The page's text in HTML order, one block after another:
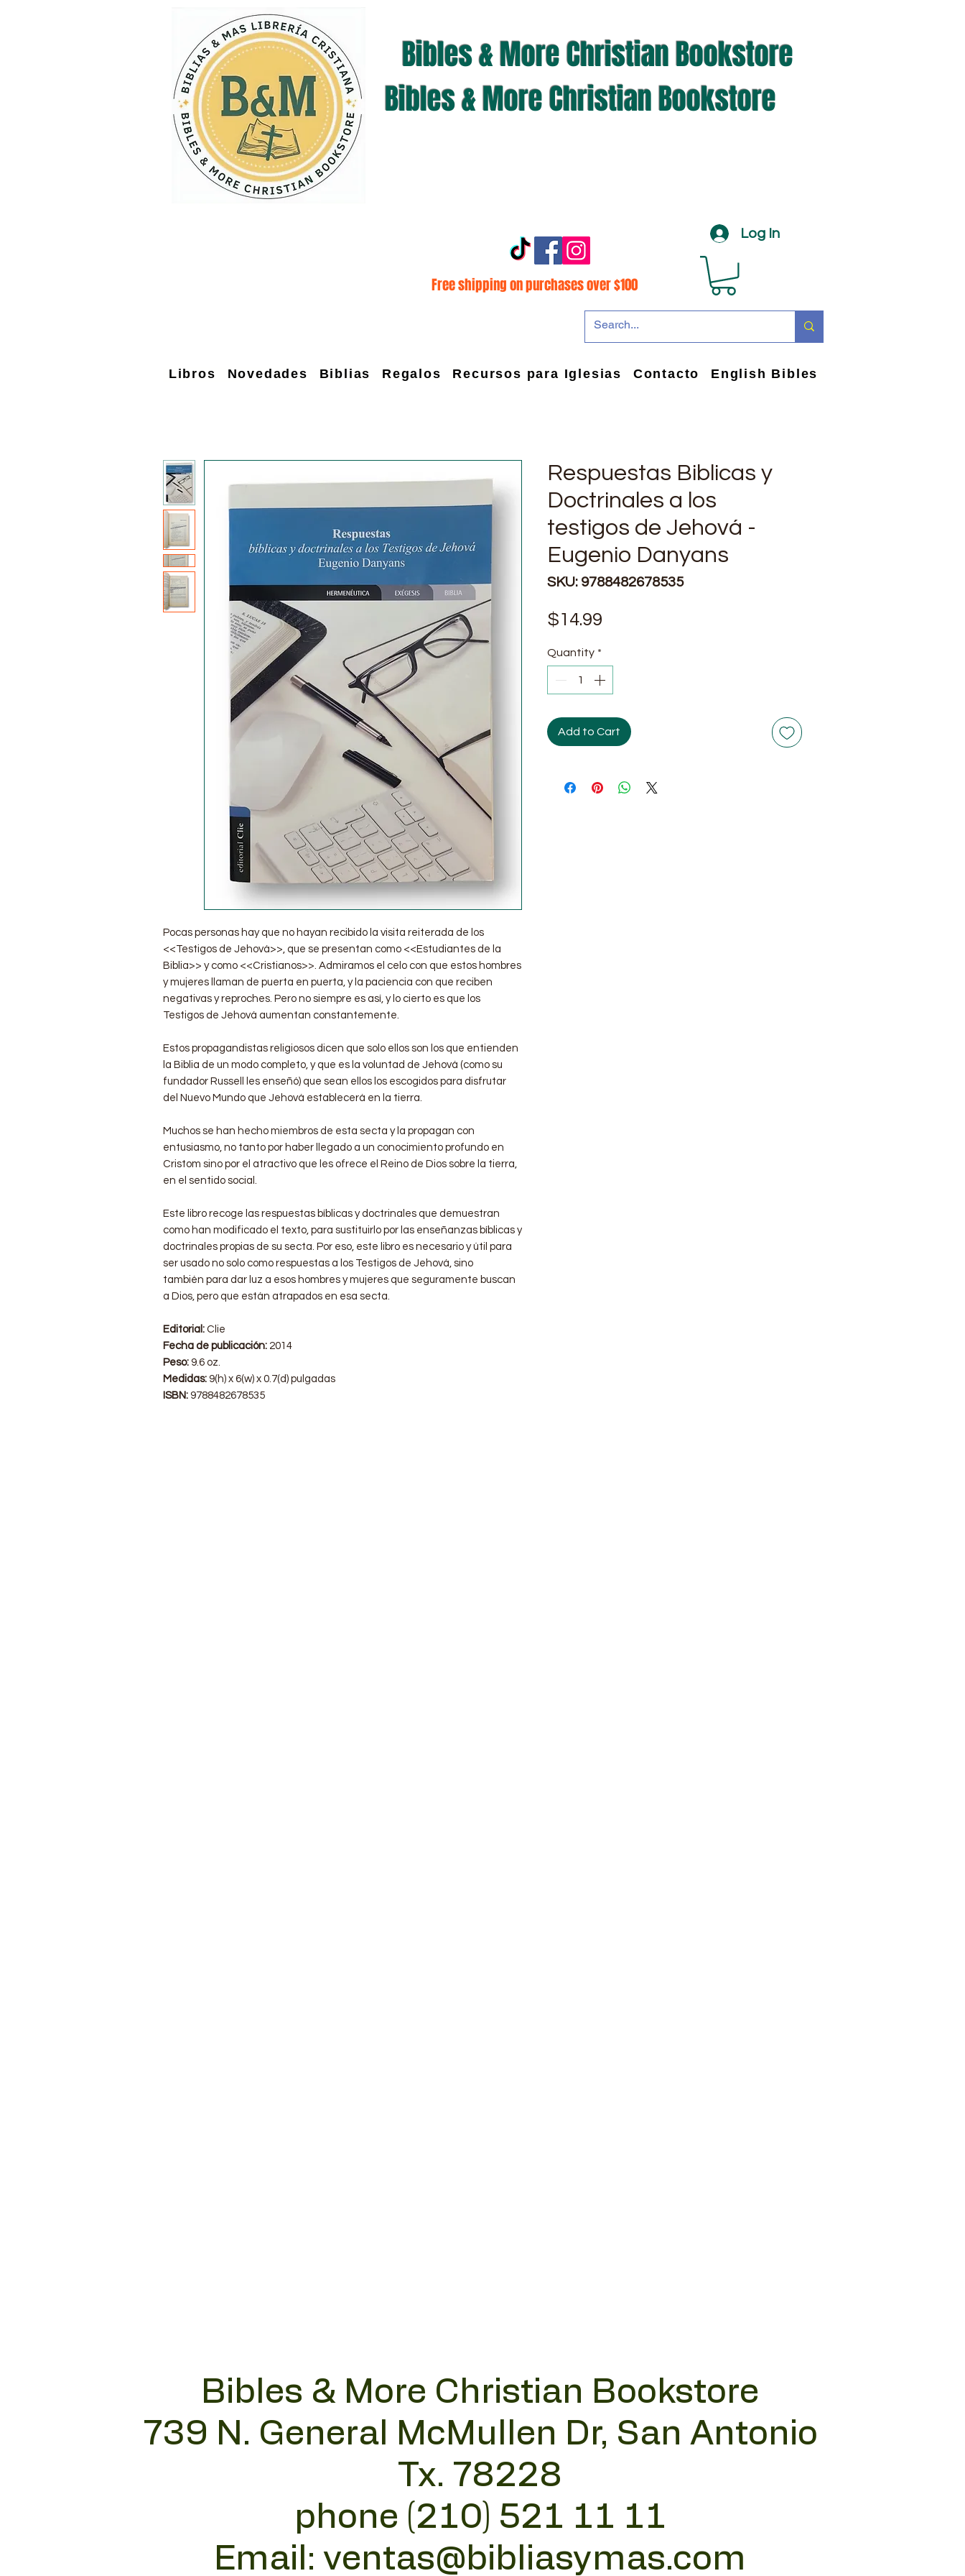
Bibles & More Christian Bookstore
Bibles & More Christian Bookstore
Log In
Free shipping on purchases over $100
Pocas personas hay que no hayan recibido la visita reiterada de los
<<Testigos de Jehová>>, que se presentan como <<Estudiantes de la
Biblia>> y como <<Cristianos>>. Admiramos el celo con que estos hombres
y mujeres llaman de puerta en puerta, y la paciencia con que reciben
negativas y reproches. Pero no siempre es así, y lo cierto es que los
Testigos de Jehová aumentan constantemente.
Estos propagandistas religiosos dicen que solo ellos son los que entienden
la Biblia de un modo completo, y que es la voluntad de Jehová (como su
fundador Russell les enseñó) que sean ellos los escogidos para disfrutar
del Nuevo Mundo que Jehová establecerá en la tierra.
Muchos se han hecho miembros de esta secta y la propagan con
entusiasmo, no tanto por haber llegado a un conocimiento profundo en
Cristom sino por el atractivo que les ofrece el Reino de Dios sobre la tierra,
en el sentido social.
Este libro recoge las respuestas bíblicas y doctrinales que demuestran
como han modificado el texto, para sustituirlo por las enseñanzas bíblicas y
doctrinales propias de su secta. Por eso, este libro es necesario y útil para
ser usado no solo como respuestas a los Testigos de Jehová, sino
también para dar luz a esos hombres y mujeres que seguramente buscan
a Dios, pero que están atrapados en esa secta.
Editorial: Clie
Fecha de publicación: 2014
Peso: 9.6 oz.
Medidas: 9(h) x 6(w) x 0.7(d) pulgadas
ISBN: 9788482678535
Respuestas Biblicas y
Doctrinales a los
testigos de Jehová -
Eugenio Danyans
SKU: 9788482678535
$14.99
Quantity *
Add to Cart
Libros Novedades Biblias Regalos Recursos para Iglesias Contacto English Bibles
Bibles & More Christian Bookstore
739 N. General McMullen Dr, San Antonio
Tx. 78228
phone (210) 521 11 11
Email: ventas@bibliasymas.com